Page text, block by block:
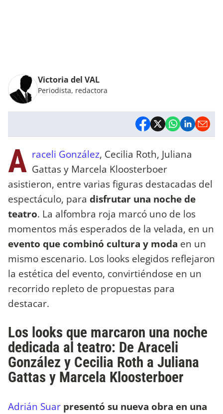
Victoria del VAL
Periodista, redactora
A raceli González, Cecilia Roth, Juliana
Gattas y Marcela Kloosterboer
asistieron, entre varias figuras destacadas del
espectáculo, para disfrutar una noche de
teatro. La alfombra roja marcó uno de los
momentos más esperados de la velada, en un
evento que combinó cultura y moda en un
mismo escenario. Los looks elegidos reflejaron
la estética del evento, convirtiéndose en un
recorrido repleto de propuestas para
destacar.
Los looks que marcaron una noche
dedicada al teatro: De Araceli
González y Cecilia Roth a Juliana
Gattas y Marcela Kloosterboer
Adrián Suar presentó su nueva obra en una